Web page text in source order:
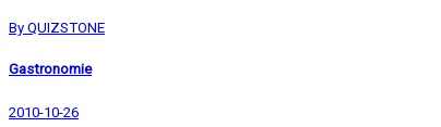
By QUIZSTONE
Gastronomie
2010-10-26